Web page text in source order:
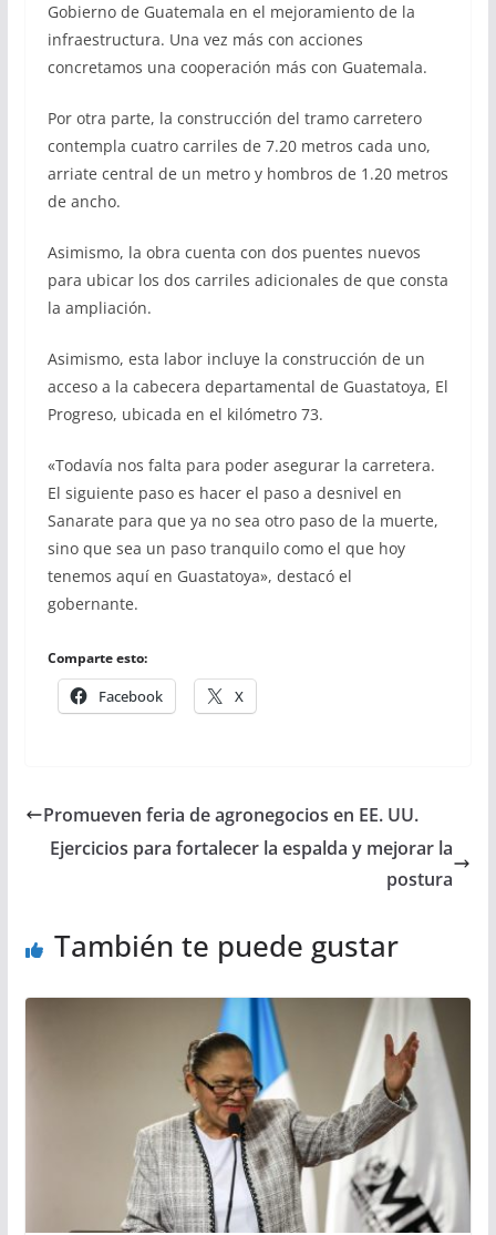
Gobierno de Guatemala en el mejoramiento de la
infraestructura. Una vez más con acciones
concretamos una cooperación más con Guatemala.
Por otra parte, la construcción del tramo carretero
contempla cuatro carriles de 7.20 metros cada uno,
arriate central de un metro y hombros de 1.20 metros
de ancho.
Asimismo, la obra cuenta con dos puentes nuevos
para ubicar los dos carriles adicionales de que consta
la ampliación.
Asimismo, esta labor incluye la construcción de un
acceso a la cabecera departamental de Guastatoya, El
Progreso, ubicada en el kilómetro 73.
«Todavía nos falta para poder asegurar la carretera.
El siguiente paso es hacer el paso a desnivel en
Sanarate para que ya no sea otro paso de la muerte,
sino que sea un paso tranquilo como el que hoy
tenemos aquí en Guastatoya», destacó el
gobernante.
Comparte esto:
Facebook X
Promueven feria de agronegocios en EE. UU.
Ejercicios para fortalecer la espalda y mejorar la
postura
También te puede gustar